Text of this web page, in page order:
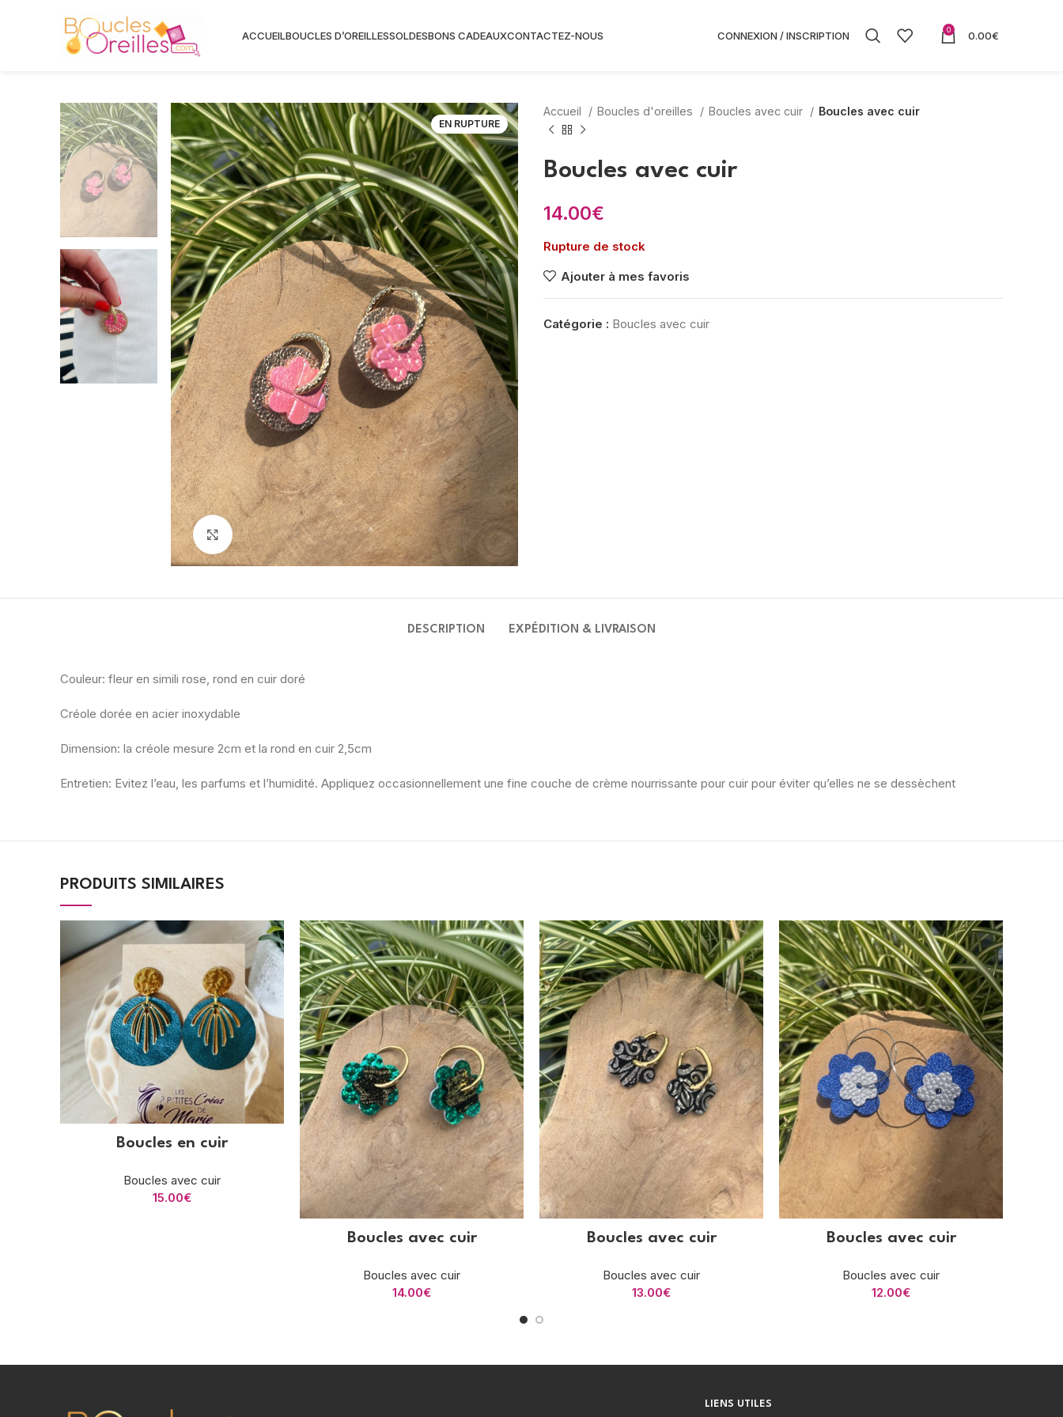
ACCUEILBOUCLES D’OREILLESSOLDESBONS CADEAUXCONTACTEZ-NOUS CONNEXION / INSCRIPTION 0 0.00€
EN RUPTURE
Agrandir
Accueil Boucles d'oreilles Boucles avec cuir Boucles avec cuir
Boucles avec cuir
14.00€
Rupture de stock
Ajouter à mes favoris
Catégorie : Boucles avec cuir
DESCRIPTION EXPÉDITION & LIVRAISON
Couleur: fleur en simili rose, rond en cuir doré
Créole dorée en acier inoxydable
Dimension: la créole mesure 2cm et la rond en cuir 2,5cm
Entretien: Evitez l’eau, les parfums et l’humidité. Appliquez occasionnellement une fine couche de crème nourrissante pour cuir pour éviter qu’elles ne se dessèchent
PRODUITS SIMILAIRES
Boucles en cuir
Boucles avec cuir
15.00€
Boucles avec cuir
Boucles avec cuir
14.00€
Boucles avec cuir
Boucles avec cuir
13.00€
Boucles avec cuir
Boucles avec cuir
12.00€
LIENS UTILES